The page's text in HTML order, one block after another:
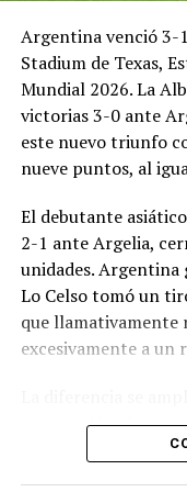
Argentina venció 3-
Stadium de Texas,
Mundial 2026. La
victorias 3-0 ante
este nuevo triunfo
nueve puntos, al
El debutante
2-1 ante Argelia,
unidades. Argentina
Lo Celso tomó un
que llamativamente
excesivamente a un
Lautaro Martínez
anotó su primer gol